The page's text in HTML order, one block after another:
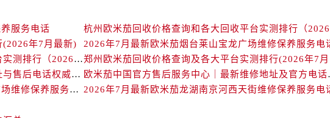
路欧米茄售后服务中心（需提前预约）
街欧米茄售后服务中心（需提前预约）
路欧米茄售后服务中心（需提前预约）
服务电话
(2026年7月最新)
2026年7月最新欧米茄烟台莱山宝龙广场维修保养服务电
北京欧米茄回收价格查询及靠谱回收平台实测排行（2026年7月最新数据）
欧米茄中国官方售后服务中心｜详细地址与售后电话权威信息通知（2026年7月最新）
欧米茄中国官
2026年7月最新欧米茄长春重庆路万达广场维修保养服务电话
2026年7月最新欧米茄龙湖南京河西天街维修保养服务电